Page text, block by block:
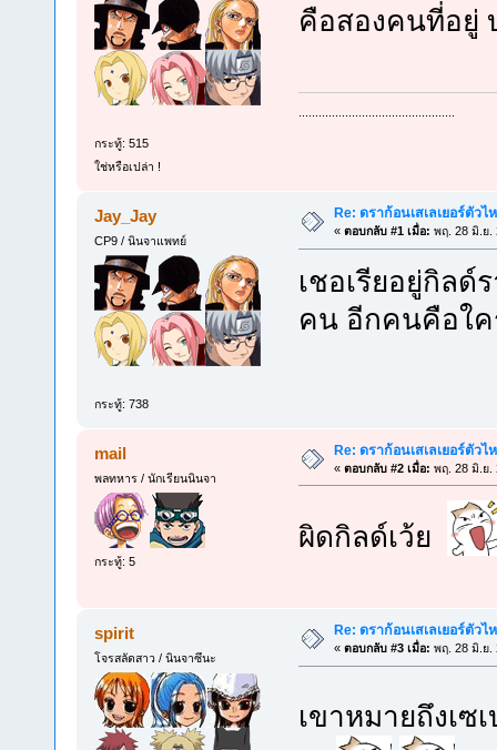
กระทู้: 515
ใช่หรือเปล่า !
คือสองคนที่อยู่
...............................................
Jay_Jay
CP9 / นินจาแพทย์
กระทู้: 738
Re: ดราก้อนเสเลเยอร์ตัวไ
« ตอบกลับ #1 เมื่อ: พฤ. 28 มิ.ย.
เชอเรียอยู่กิลด์
คน อีกคนคือใค
mail
พลทหาร / นักเรียนนินจา
กระทู้: 5
Re: ดราก้อนเสเลเยอร์ตัวไ
« ตอบกลับ #2 เมื่อ: พฤ. 28 มิ.ย.
ผิดกิลด์เว้ย
spirit
โจรสลัดสาว / นินจาซึนะ
Re: ดราก้อนเสเลเยอร์ตัวไ
« ตอบกลับ #3 เมื่อ: พฤ. 28 มิ.ย.
เขาหมายถึงเซ